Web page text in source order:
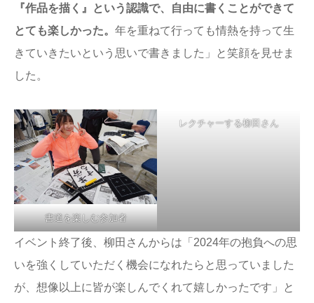
『作品を描く』という認識で、自由に書くことができて
とても楽しかった。 年を重ねて行っても情熱を持って生
きていきたいという思いで書きました」と笑顔を見せま
した。
書道を楽しむ参加者
レクチャーする柳田さん
イベント終了後、柳田さんからは「2024年の抱負への思
いを強くしていただく機会になれたらと思っていました
が、想像以上に皆が楽しんでくれて嬉しかったです」と